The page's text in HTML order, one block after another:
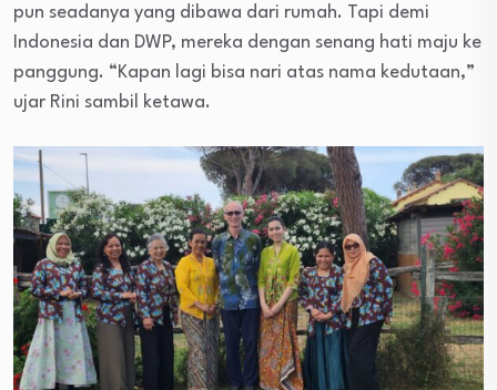
pun seadanya yang dibawa dari rumah. Tapi demi
Indonesia dan DWP, mereka dengan senang hati maju ke
panggung. “Kapan lagi bisa nari atas nama kedutaan,”
ujar Rini sambil ketawa.